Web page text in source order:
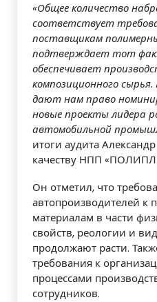
«Общее количество
соответствует
поставщикам
подтверждает тот
обеспечивает
композиционного
дают нам право
новые проекты лидера
автомобильной
итоги аудита
качеству НПП
Он отметил, что
автопроизводителей к
материалам в части
свойств, реологии и
продолжают расти.
требования к
процессами
сотрудников.